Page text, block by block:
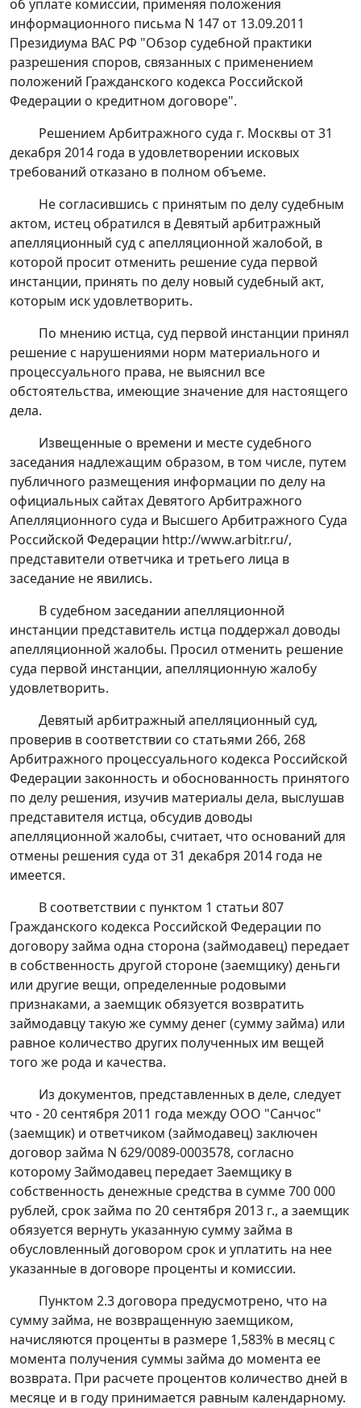
об уплате комиссии, применяя положения
информационного письма N 147 от 13.09.2011
Президиума ВАС РФ "Обзор судебной практики
разрешения споров, связанных с применением
положений Гражданского кодекса Российской
Федерации о кредитном договоре".
Решением Арбитражного суда г. Москвы от 31
декабря 2014 года в удовлетворении исковых
требований отказано в полном объеме.
Не согласившись с принятым по делу судебным
актом, истец обратился в Девятый арбитражный
апелляционный суд с апелляционной жалобой, в
которой просит отменить решение суда первой
инстанции, принять по делу новый судебный акт,
которым иск удовлетворить.
По мнению истца, суд первой инстанции принял
решение с нарушениями норм материального и
процессуального права, не выяснил все
обстоятельства, имеющие значение для настоящего
дела.
Извещенные о времени и месте судебного
заседания надлежащим образом, в том числе, путем
публичного размещения информации по делу на
официальных сайтах Девятого Арбитражного
Апелляционного суда и Высшего Арбитражного Суда
Российской Федерации http://www.arbitr.ru/,
представители ответчика и третьего лица в
заседание не явились.
В судебном заседании апелляционной
инстанции представитель истца поддержал доводы
апелляционной жалобы. Просил отменить решение
суда первой инстанции, апелляционную жалобу
удовлетворить.
Девятый арбитражный апелляционный суд,
проверив в соответствии со статьями 266, 268
Арбитражного процессуального кодекса Российской
Федерации законность и обоснованность принятого
по делу решения, изучив материалы дела, выслушав
представителя истца, обсудив доводы
апелляционной жалобы, считает, что оснований для
отмены решения суда от 31 декабря 2014 года не
имеется.
В соответствии с пунктом 1 статьи 807
Гражданского кодекса Российской Федерации по
договору займа одна сторона (займодавец) передает
в собственность другой стороне (заемщику) деньги
или другие вещи, определенные родовыми
признаками, а заемщик обязуется возвратить
займодавцу такую же сумму денег (сумму займа) или
равное количество других полученных им вещей
того же рода и качества.
Из документов, представленных в деле, следует
что - 20 сентября 2011 года между ООО "Санчос"
(заемщик) и ответчиком (займодавец) заключен
договор займа N 629/0089-0003578, согласно
которому Займодавец передает Заемщику в
собственность денежные средства в сумме 700 000
рублей, срок займа по 20 сентября 2013 г., а заемщик
обязуется вернуть указанную сумму займа в
обусловленный договором срок и уплатить на нее
указанные в договоре проценты и комиссии.
Пунктом 2.3 договора предусмотрено, что на
сумму займа, не возвращенную заемщиком,
начисляются проценты в размере 1,583% в месяц с
момента получения суммы займа до момента ее
возврата. При расчете процентов количество дней в
месяце и в году принимается равным календарному.